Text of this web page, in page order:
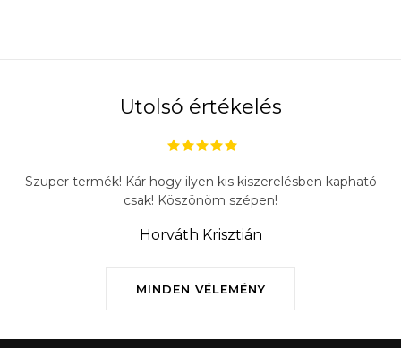
Utolsó értékelés
MINDEN VÉLEMÉNY
Szuper termék! Kár hogy ilyen kis kiszerelésben kapható
csak! Köszönöm szépen!
Horváth Krisztián